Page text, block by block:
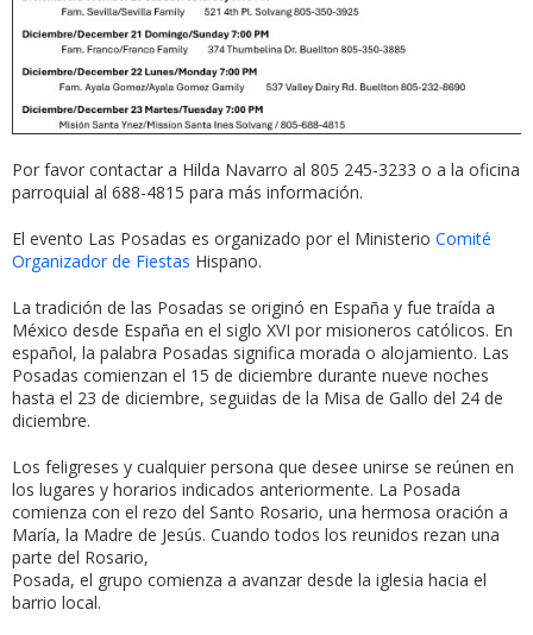
Por favor contactar a Hilda Navarro al 805 245-3233 o a la oficina
parroquial al 688-4815 para más información.
El evento Las Posadas es organizado por el Ministerio Comité
Organizador de Fiestas Hispano.
La tradición de las Posadas se originó en España y fue traída a
México desde España en el siglo XVI por misioneros católicos. En
español, la palabra Posadas significa morada o alojamiento. Las
Posadas comienzan el 15 de diciembre durante nueve noches
hasta el 23 de diciembre, seguidas de la Misa de Gallo del 24 de
diciembre.
Los feligreses y cualquier persona que desee unirse se reúnen en
los lugares y horarios indicados anteriormente. La Posada
comienza con el rezo del Santo Rosario, una hermosa oración a
María, la Madre de Jesús. Cuando todos los reunidos rezan una
parte del Rosario,
Posada, el grupo comienza a avanzar desde la iglesia hacia el
barrio local.